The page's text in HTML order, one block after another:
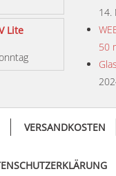
Lite
14.
50
VERSANDKOSTEN